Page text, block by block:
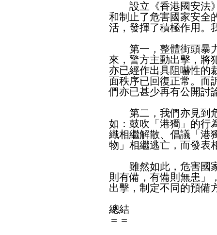
設立《香港國安法》
和制止了危害國家安全
活，發揮了積極作用。
第一，整體街頭暴力
來，警方主動出擊，將
亦已經作出具阻嚇性的
面秩序已回復正常。而
們亦已甚少再有公開討
第二，我們亦見到危
如：鼓吹「港獨」的行
織相繼解散、倡議「港
物」相繼逃亡，而發表
雖然如此，危害國家
則有備，有備則無患」
出擊，制定不同的預備
總結
＝＝